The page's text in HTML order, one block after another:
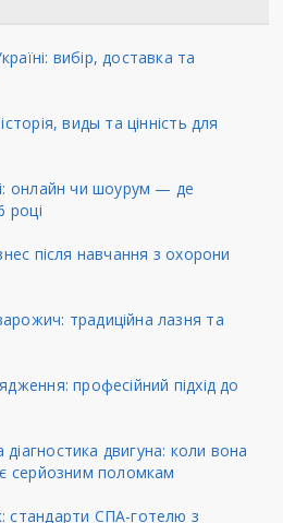
вибір, доставка та
виды та цінність для
онлайн чи шоурум — де
році
після навчання з охорони
традиційна лазня та
професійний підхід до
двигуна: коли вона
серйозним поломкам
стандарти СПА-готелю з